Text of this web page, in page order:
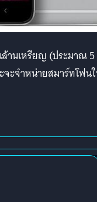
ล้านเหรียญ (ประมาณ 5
ะจำหน่ายสมาร์ทโฟน